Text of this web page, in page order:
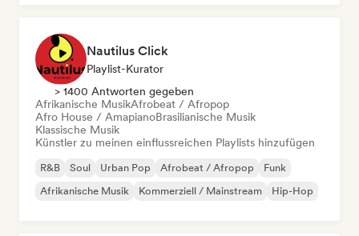
Nautilus Click
Playlist-Kurator
> 1400 Antworten gegeben
Afrikanische MusikAfrobeat / Afropop
Afro House / AmapianoBrasilianische Musik
Klassische Musik
Künstler zu meinen einflussreichen Playlists hinzufügen
R&B Soul Urban Pop Afrobeat / Afropop
Funk
Afrikanische Musik
Kommerziell / Mainstream Hip-Hop